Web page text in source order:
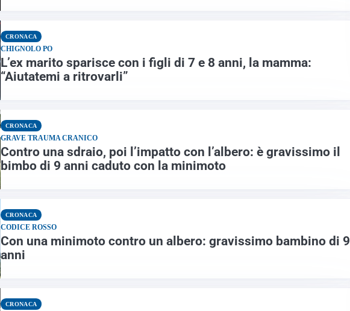
CRONACA
CHIGNOLO PO
L’ex marito sparisce con i figli di 7 e 8 anni, la mamma:
“Aiutatemi a ritrovarli”
CRONACA
GRAVE TRAUMA CRANICO
Contro una sdraio, poi l’impatto con l’albero: è gravissimo il
bimbo di 9 anni caduto con la minimoto
CRONACA
CODICE ROSSO
Con una minimoto contro un albero: gravissimo bambino di 9
anni
CRONACA